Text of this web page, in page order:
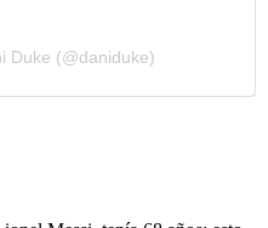
Duke (@daniduke)